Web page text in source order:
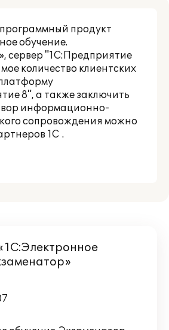
продукт
обучение.
сервер "1С:Предприятие
количество клиентских
8", а также заключить
информационно-
сопровождения можно
1С .